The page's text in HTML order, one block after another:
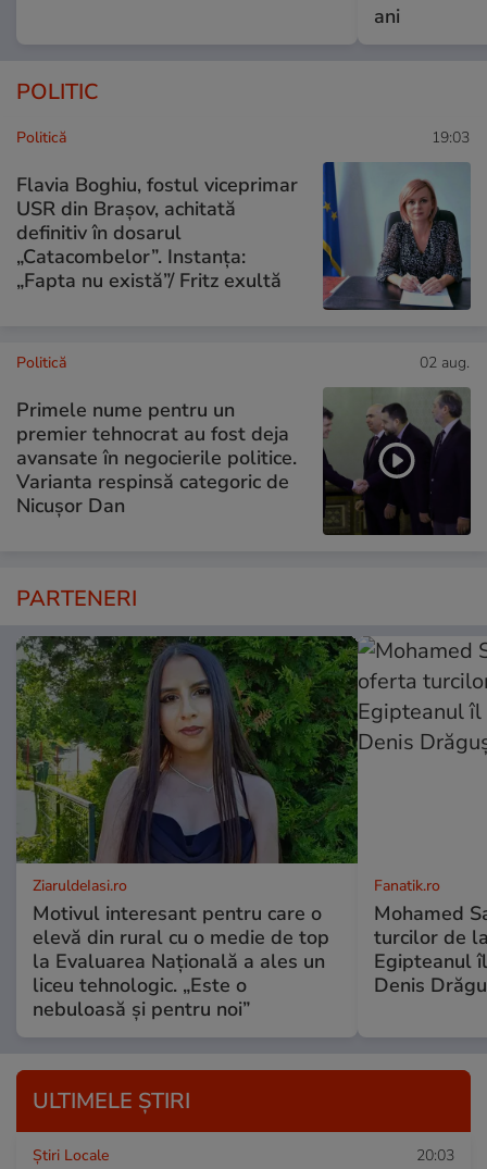
ani
POLITIC
Politică 19:03
Flavia Boghiu, fostul viceprimar
USR din Brașov, achitată
definitiv în dosarul
„Catacombelor”. Instanța:
„Fapta nu există”/ Fritz exultă
Politică 02 aug.
Primele nume pentru un
premier tehnocrat au fost deja
avansate în negocierile politice.
Varianta respinsă categoric de
Nicușor Dan
PARTENERI
ZiaruldeIasi.ro
Motivul interesant pentru care o
elevă din rural cu o medie de top
la Evaluarea Națională a ales un
liceu tehnologic. „Este o
nebuloasă și pentru noi”
Fanatik.ro
Mohamed
turcilor de
Egipteanul
Denis
ULTIMELE ȘTIRI
Știri Locale 20:03